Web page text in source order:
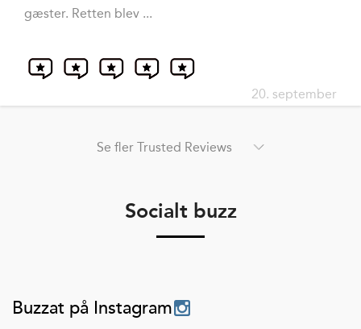
gæster. Retten blev ...
20. september
Se fler Trusted Reviews
Socialt buzz
Buzzat på Instagram